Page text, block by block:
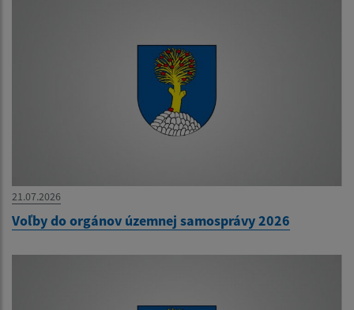
21.07.2026
Voľby do orgánov územnej samosprávy 2026